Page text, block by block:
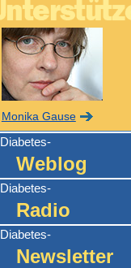
Monika Gause
Diabetes-
Weblog
Diabetes-
Radio
Diabetes-
Newsletter